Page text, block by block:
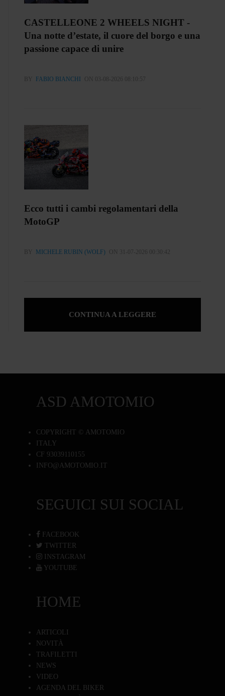
CASTELLEONE 2 WHEELS NIGHT -
Una notte d’estate, il cuore del borgo e una
passione capace di unire
BY FABIO BIANCHI ON 03-08-2026 08:10:57
Ecco tutti i cambi regolamentari della
MotoGP
BY MICHELE RUBIN (WOLF) ON 31-07-2026 00:30:42
CONTINUA A LEGGERE
ASD AMOTOMIO
COPYRIGHT © AMOTOMIO
ITALY
CF 93039110155
INFO@AMOTOMIO.IT
SEGUICI SUI SOCIAL
FACEBOOK
TWITTER
INSTAGRAM
YOUTUBE
HOME
ARTICOLI
NOVITÀ
TRAFILETTI
NEWS
VIDEO
AGENDA DEL BIKER